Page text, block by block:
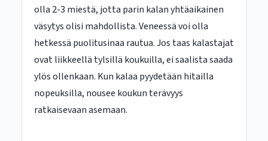
olla 2-3 miestä, jotta parin kalan yhtäaikainen
väsytys olisi mahdollista. Veneessä voi olla
hetkessä puolitusinaa rautua. Jos taas kalastajat
ovat liikkeellä tylsillä koukuilla, ei saalista saada
ylös ollenkaan. Kun kalaa pyydetään hitailla
nopeuksilla, nousee koukun terävyys
ratkaisevaan asemaan.